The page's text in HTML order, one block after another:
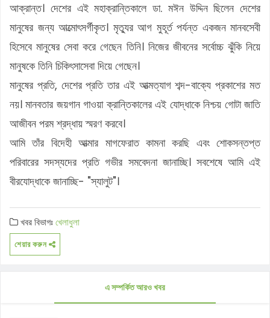
আক্রান্ত। দেশের এই মহাক্রান্তিকালে ডা. মঈন উদ্দিন ছিলেন দেশের
মানুষের জন্য আত্মোৎসর্গীকৃত। মৃত্যুর আগ মুহূর্ত পর্যন্ত একজন মানবসেবী
হিসেবে মানুষের সেবা করে গেছেন তিনি। নিজের জীবনের সর্বোচ্চ ঝুঁকি নিয়ে
মানুষকে তিনি চিকিৎসাসেবা দিয়ে গেছেন।
মানুষের প্রতি, দেশের প্রতি তার এই আত্মত্যাগ শব্দ-বাক্যে প্রকাশের মত
নয়। মানবতার জয়গান গাওয়া ক্রান্তিকালের এই যোদ্ধাকে নিশ্চয় গোটা জাতি
আজীবন পরম শ্রদ্ধায় স্মরণ করবে।
আমি তাঁর বিদেহী আত্মার মাগফেরাত কামনা করছি এবং শোকসন্তপ্ত
পরিবারের সদস্যদের প্রতি গভীর সমবেদনা জানাচ্ছি। সবশেষে আমি এই
বীরযোদ্ধাকে জানাচ্ছি- "স্যালুট"।
খবর বিভাগঃখেলাধুলা
শেয়ার করুন
এ সম্পর্কিত আরও খবর